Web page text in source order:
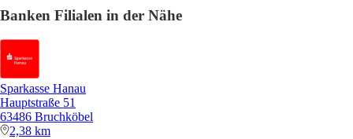
Banken Filialen in der Nähe
Sparkasse Hanau
Hauptstraße 51
63486 Bruchköbel
2,38 km